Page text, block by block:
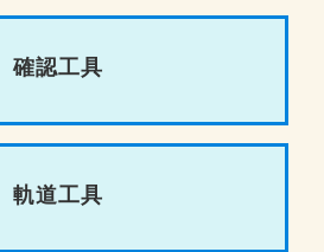
確認工具
軌道工具